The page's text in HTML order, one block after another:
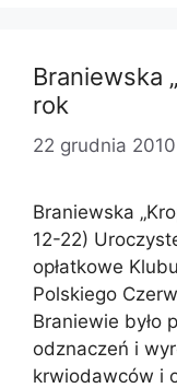
Braniewska
rok
22 grudnia 2010
Braniewska
12-22)
opłatkowe
Polskiego
Braniewie było
odznaczeń i
krwiodawców i